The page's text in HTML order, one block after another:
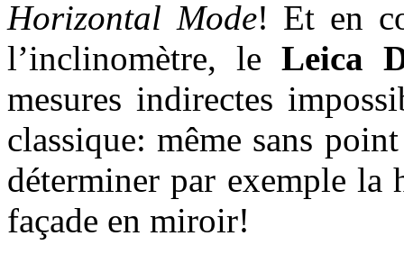
Horizontal Mode! Et en
l’inclinomètre, le Leica
mesures indirectes
classique: même sans
déterminer par exemple la
façade en miroir!